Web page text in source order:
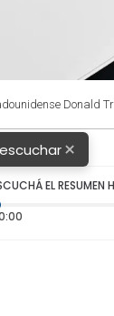
Donald
×
EL RESUMEN